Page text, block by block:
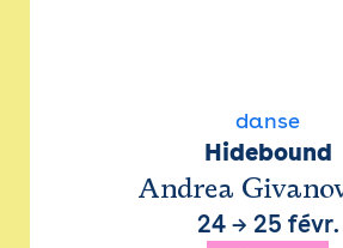
danse
Hidebound
Andrea
24→ 25 févr.